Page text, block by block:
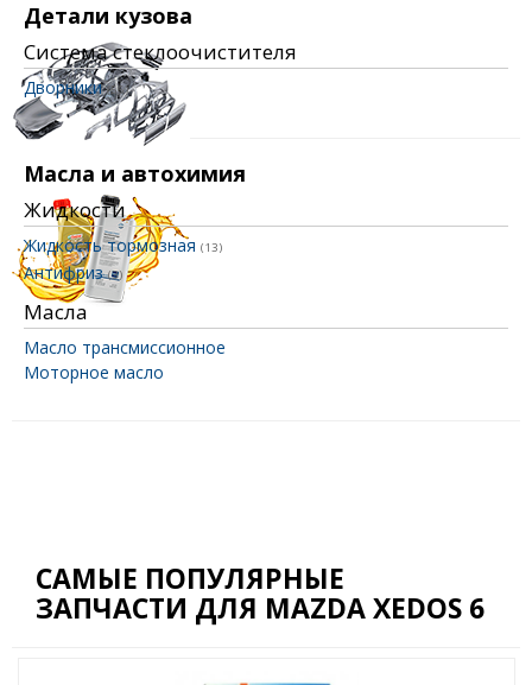
Детали кузова
Система стеклоочистителя
Дворники(56)
Масла и автохимия
Жидкости
Жидкость тормозная (13)
Антифриз(3)
Масла
Масло трансмиссионное
Моторное масло
САМЫЕ ПОПУЛЯРНЫЕ
ЗАПЧАСТИ ДЛЯ MAZDA XEDOS 6